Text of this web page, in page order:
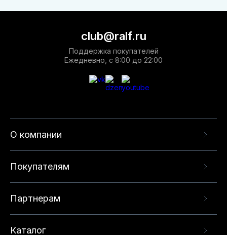
О компании
Покупателям
Партнерам
Каталог
club@ralf.ru
Поддержка покупателей
Ежедневно, с 8:00 до 22:00